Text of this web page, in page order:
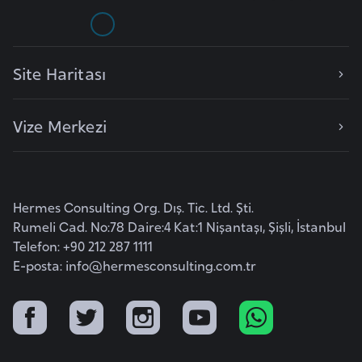
Site Haritası
Vize Merkezi
Hermes Consulting Org. Dış. Tic. Ltd. Şti.
Rumeli Cad. No:78 Daire:4 Kat:1 Nişantaşı, Şişli, İstanbul
Telefon: +90 212 287 1111
E-posta: info@hermesconsulting.com.tr
l
F
n
d
y
a